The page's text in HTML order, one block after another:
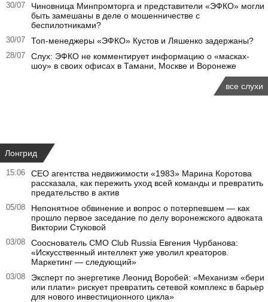
30/07
Чиновница Минпромторга и представители «ЭФКО» могли
быть замешаны в деле о мошенничестве с
беспилотниками?
30/07 Топ-менеджеры «ЭФКО» Кустов и Ляшенко задержаны?
28/07
Слух: ЭФКО не комментирует информацию о «масках-
шоу» в своих офисах в Тамани, Москве и Воронеже
все слухи
Лонгрид
15:06
CEO агентства недвижимости «1983» Марина Коротова
рассказала, как пережить уход всей команды и превратить
предательство в актив
05/08
Непонятное обвинение и вопрос о потерпевшем — как
прошло первое заседание по делу воронежского адвоката
Виктории Стуковой
03/08
Сооснователь CMO Club Russia Евгения Чурбанова:
«Искусственный интеллект уже уволил креаторов.
Маркетинг — следующий»
03/08
Эксперт по энергетике Леонид Воробей: «Механизм «бери
или плати» рискует превратить сетевой комплекс в барьер
для нового инвестиционного цикла»